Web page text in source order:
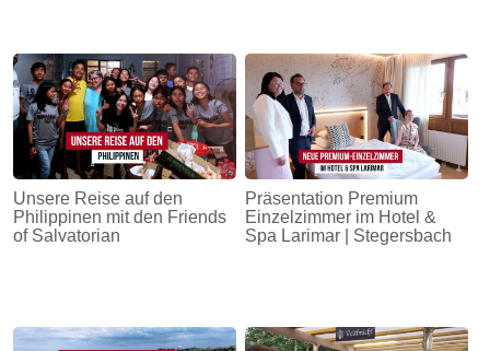
Unsere Reise auf den
Philippinen mit den Friends
of Salvatorian
Präsentation Premium
Einzelzimmer im Hotel &
Spa Larimar | Stegersbach